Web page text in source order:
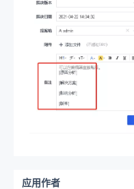
应用作者